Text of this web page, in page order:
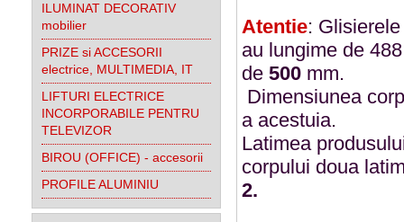
ILUMINAT DECORATIV
mobilier
PRIZE si ACCESORII
electrice, MULTIMEDIA, IT
LIFTURI ELECTRICE
INCORPORABILE PENTRU
TELEVIZOR
BIROU (OFFICE) - accesorii
PROFILE ALUMINIU
Atentie:
au lungime de
de 500 mm.
Dimensiunea
a acestuia.
Latimea
corpului doua
2.